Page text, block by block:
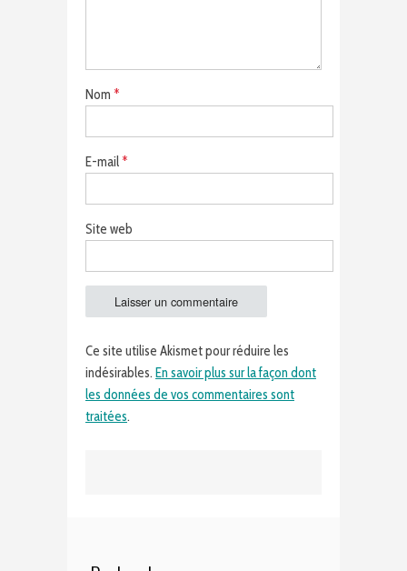
Nom *
E-mail*
Site web
Ce site utilise Akismet pour réduire les
indésirables. En savoir plus sur la façon dont
les données de vos commentaires sont
traitées.